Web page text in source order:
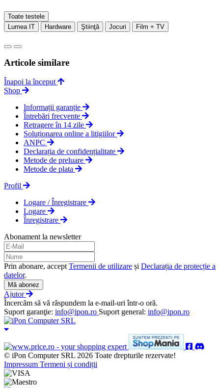
Toate testele
Lumea IT
Hardware Ştiinţă Jocuri Film + TV
Articole similare
Înapoi la început
Shop
Informații garanție
Întrebări frecvente
Retragere în 14 zile
Soluționarea online a litigiilor
ANPC
Declarația de confidențialitate
Metode de preluare
Metode de plata
Profil
Logare / Înregistrare
Logare
Înregistrare
Abonament la newsletter
Prin abonare, accept Termenii de utilizare și Declarația de protecție a
datelor.
Mă abonez
Ajutor
Încercăm să vă răspundem la e-mail-uri într-o oră.
Suport garanţie: info@ipon.ro Suport general: info@ipon.ro
© iPon Computer SRL 2026 Toate drepturile rezervate!
Impressum Termeni și condiții